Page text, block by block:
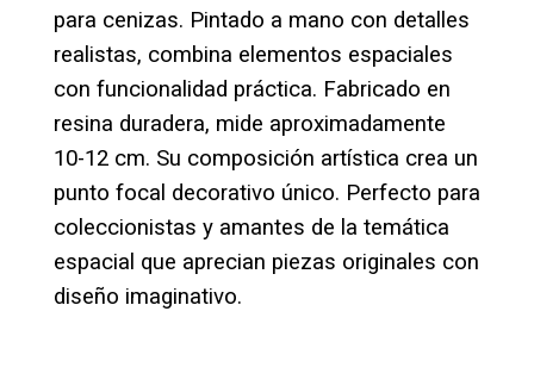
para cenizas. Pintado a mano con detalles
realistas, combina elementos espaciales
con funcionalidad práctica. Fabricado en
resina duradera, mide aproximadamente
10-12 cm. Su composición artística crea un
punto focal decorativo único. Perfecto para
coleccionistas y amantes de la temática
espacial que aprecian piezas originales con
diseño imaginativo.